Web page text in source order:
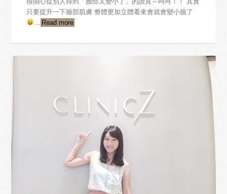
只要提升一下臉部肌膚 整體更加立體看來會就會變小臉了
Read more